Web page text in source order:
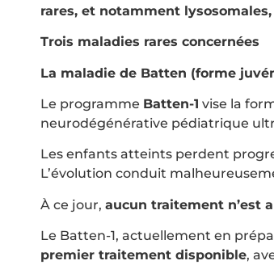
rares, et notamment
Trois maladies rares concernées
La maladie de Batten (forme
Le programme Batten-1 vise la
neurodégénérative pédiatrique
Les enfants atteints perdent
L’évolution conduit
À ce jour, aucun traitement n’est
Le Batten-1, actuellement en
premier traitement disponible,